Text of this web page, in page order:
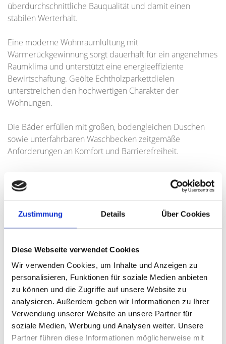
Zustimmung Details Über Cookies
Diese Webseite verwendet Cookies
Wir verwenden Cookies, um Inhalte und Anzeigen zu
personalisieren, Funktionen für soziale Medien anbieten
zu können und die Zugriffe auf unsere Website zu
analysieren. Außerdem geben wir Informationen zu Ihrer
Verwendung unserer Website an unsere Partner für
soziale Medien, Werbung und Analysen weiter. Unsere
Partner führen diese Informationen möglicherweise mit
überdurchschnittliche Bauqualität und damit einen
stabilen Werterhalt.
Eine moderne Wohnraumlüftung mit
Wärmerückgewinnung sorgt dauerhaft für ein angenehmes
Raumklima und unterstützt eine energieeffiziente
Bewirtschaftung. Geölte Echtholzparkettdielen
unterstreichen den hochwertigen Charakter der
Wohnungen.
Die Bäder erfüllen mit großen, bodengleichen Duschen
sowie unterfahrbaren Waschbecken zeitgemäße
Anforderungen an Komfort und Barrierefreiheit.
Ein durchdachtes Sicherheitskonzept mit
Videosprechanlage und dreifach verriegelter
Wohnungseingangstür erhöht das Sicherheitsgefühl der
Bewohner und steigert die Wohnqualität. Zusätzliche
praktischen Nutzwert der Einheiten.
Ansprechpartner
Frau Julia Kesmann
Telefon: +49 911 131 605-0
Telefax: +49 89 230696244
jk@hegerich-immobilien.de